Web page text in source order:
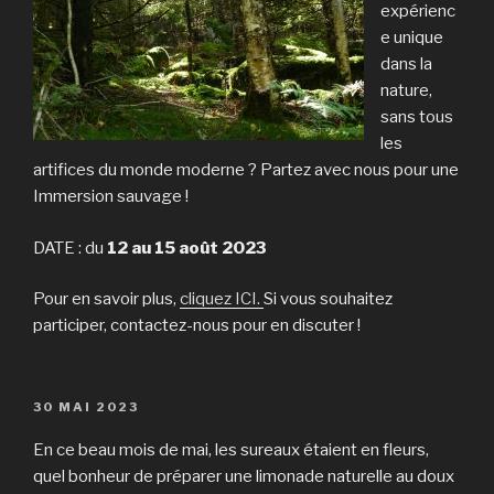
expérienc
e unique
dans la
nature,
sans tous
les
artifices du monde moderne ? Partez avec nous pour une
Immersion sauvage !
DATE : du 12 au 15 août 2023
Pour en savoir plus, cliquez ICI. Si vous souhaitez
participer, contactez-nous pour en discuter !
PUBLIÉ
30 MAI 2023
En ce beau mois de mai, les sureaux étaient en fleurs,
quel bonheur de préparer une limonade naturelle au doux